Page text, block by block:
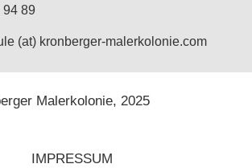
94 89
(at) kronberger-malerkolonie.com
Malerkolonie, 2025
IMPRESSUM